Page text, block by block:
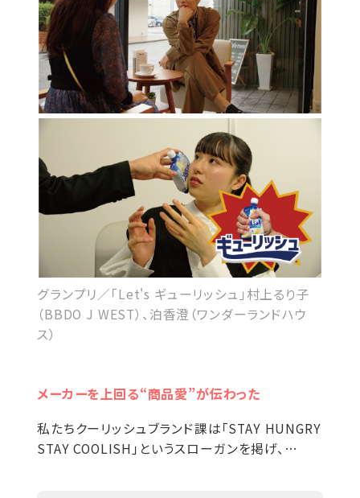
グランプリ／「Let's ギューリッシュ」村上るり子
（BBDO J WEST）、泊香澄（ワンダーランドハウ
ス）
メーカーを上回る“商品愛”が伝わった
私たちクーリッシュブランド課は「STAY HUNGRY
STAY COOLISH」というスローガンを掲げ、…